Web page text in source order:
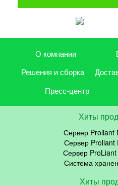
О компании
Решения и сборка
Пресс-центр
Хиты
Сервер Proliant
Сервер Proliant
Сервер
Система
Хиты